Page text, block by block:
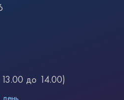
до 14.00)